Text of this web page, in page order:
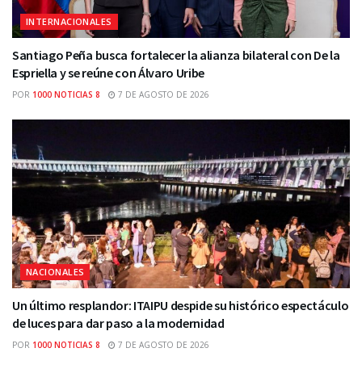
INTERNACIONALES
Santiago Peña busca fortalecer la alianza bilateral con De la
Espriella y se reúne con Álvaro Uribe
POR 1000 NOTICIAS 8 7 DE AGOSTO DE 2026
NACIONALES
Un último resplandor: ITAIPU despide su histórico espectáculo
de luces para dar paso a la modernidad
POR 1000 NOTICIAS 8 7 DE AGOSTO DE 2026